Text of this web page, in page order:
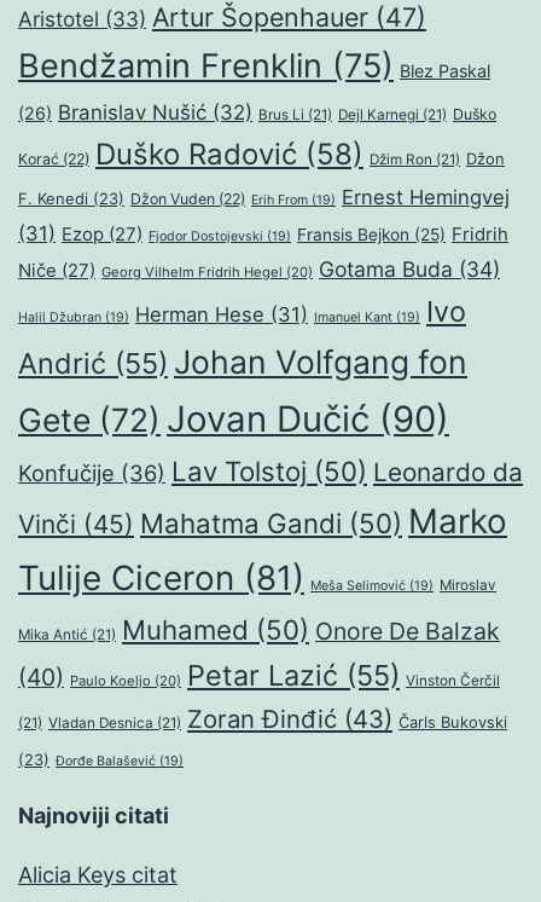
Aristotel (33) Artur Šopenhauer (47)
Bendžamin Frenklin (75) Blez Paskal
(26) Branislav Nušić (32) Brus Li (21) Dejl Karnegi (21) Duško
Korać (22) Duško Radović (58) Džim Ron (21) Džon
F. Kenedi (23) Džon Vuden (22) Erih From (19) Ernest Hemingvej
(31) Ezop (27) Fjodor Dostojevski (19) Fransis Bejkon (25) Fridrih
Niče (27) Georg Vilhelm Fridrih Hegel (20) Gotama Buda (34)
Halil Džubran (19) Herman Hese (31) Imanuel Kant (19)
Ivo
Andrić (55) Johan Volfgang fon
Gete (72) Jovan Dučić (90)
Konfučije (36) Lav Tolstoj (50) Leonardo da
Vinči (45) Mahatma Gandi (50) Marko
Tulije Ciceron (81) Meša Selimović (19) Miroslav
Mika Antić (21) Muhamed (50) Onore De Balzak
(40) Paulo Koeljo (20) Petar Lazić (55) Vinston Čerčil
(21) Vladan Desnica (21) Zoran Đinđić (43) Čarls Bukovski
(23) Đorđe Balašević (19)
Najnoviji citati
Alicia Keys citat